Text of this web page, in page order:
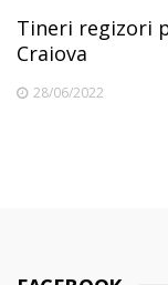
Tineri regizori
Craiova
28/06/2022